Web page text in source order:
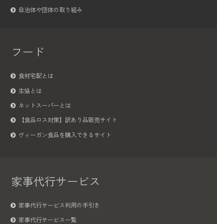
自治体や団体の取り組み
フード
食材宅配とは
生協とは
ネットスーパーとは
【食品ロス対策】訳あり品販売サイト
ヴィーガン食品を購入できるサイト
家事代行サービス
家事代行サービス利用の手引き
家事代行サービス一覧